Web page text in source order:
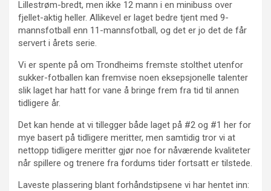
Lillestrøm-bredt, men ikke 12 mann i en minibuss over
fjellet-aktig heller. Allikevel er laget bedre tjent med 9-
mannsfotball enn 11-mannsfotball, og det er jo det de får
servert i årets serie.
Vi er spente på om Trondheims fremste stolthet utenfor
sukker-fotballen kan fremvise noen eksepsjonelle talenter
slik laget har hatt for vane å bringe frem fra tid til annen
tidligere år.
Det kan hende at vi tillegger både laget på #2 og #1 her for
mye basert på tidligere meritter, men samtidig tror vi at
nettopp tidligere meritter gjør noe for nåværende kvaliteter
når spillere og trenere fra fordums tider fortsatt er tilstede.
Laveste plassering blant forhåndstipsene vi har hentet inn: